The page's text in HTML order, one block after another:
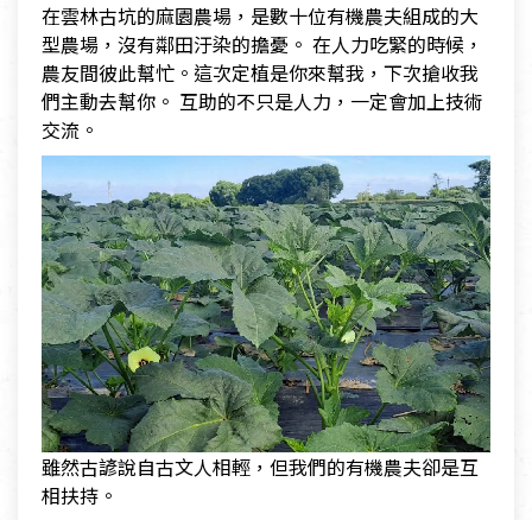
在雲林古坑的麻園農場，是數十位有機農夫組成的大
型農場，沒有鄰田汙染的擔憂。 在人力吃緊的時候，
農友間彼此幫忙。這次定植是你來幫我，下次搶收我
們主動去幫你。 互助的不只是人力，一定會加上技術
交流。
雖然古諺說自古文人相輕，但我們的有機農夫卻是互
相扶持。